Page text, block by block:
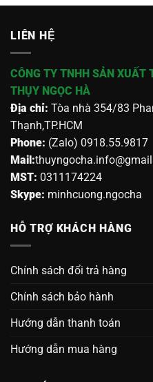
LIÊN HỆ
CÔNG TY TNHH SẢN XUẤT
THỤY NGỌC HÀ
Địa chỉ: Tòa nhà 354/83
Thạnh,TP.HCM
Phone: (Zalo) 0918.55.9817
Mail:
MST: 0311174224
Skype: minhcuong.ngocha
HỖ TRỢ KHÁCH HÀNG
Chính sách đổi trả hàng
Chính sách bảo hành
Hướng dẫn thanh toán
Hướng dẫn mua hàng